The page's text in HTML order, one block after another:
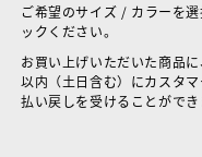
ご希望のサイズ / カラーを
ックください。
お買い上げいただいた商品
以内（土日含む）にカスタ
払い戻しを受けることができ